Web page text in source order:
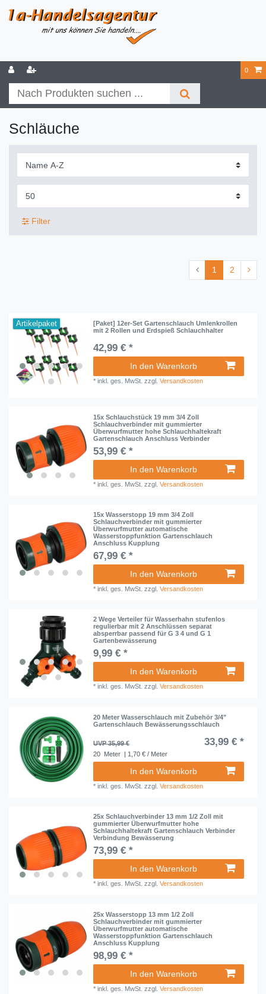
0
Schläuche
Filter
1 2
Artikelpaket
[Paket] 12er-Set Gartenschlauch Umlenkrollen
mit 2 Rollen und Erdspieß Schlauchhalter
42,99 € *
In den Warenkorb
*inkl. ges. MwSt. zzgl.Versandkosten
15x Schlauchstück 19 mm 3/4 Zoll
Schlauchverbinder mit gummierter
Überwurfmutter hohe Schlauchhaltekraft
Gartenschlauch Anschluss Verbinder
53,99 € *
In den Warenkorb
*inkl. ges. MwSt. zzgl.Versandkosten
15x Wasserstopp 19 mm 3/4 Zoll
Schlauchverbinder mit gummierter
Überwurfmutter automatische
Wasserstoppfunktion Gartenschlauch
Anschluss Kupplung
67,99 € *
In den Warenkorb
*inkl. ges. MwSt. zzgl.Versandkosten
2 Wege Verteiler für Wasserhahn stufenlos
regulierbar mit 2 Anschlüssen separat
absperrbar passend für G 3 4 und G 1
Gartenbewässerung
9,99 € *
In den Warenkorb
*inkl. ges. MwSt. zzgl.Versandkosten
20 Meter Wasserschlauch mit Zubehör 3/4"
Gartenschlauch Bewässerungsschlauch
UVP 35,99 € 33,99 € *
20 Meter | 1,70 € / Meter
In den Warenkorb
*inkl. ges. MwSt. zzgl.Versandkosten
25x Schlauchverbinder 13 mm 1/2 Zoll mit
gummierter Überwurfmutter hohe
Schlauchhaltekraft Gartenschlauch Verbinder
Verbindung Bewässerung
73,99 € *
In den Warenkorb
*inkl. ges. MwSt. zzgl.Versandkosten
25x Wasserstopp 13 mm 1/2 Zoll
Schlauchverbinder mit gummierter
Überwurfmutter automatische
Wasserstoppfunktion Gartenschlauch
Anschluss Kupplung
98,99 € *
In den Warenkorb
*inkl. ges. MwSt. zzgl.Versandkosten